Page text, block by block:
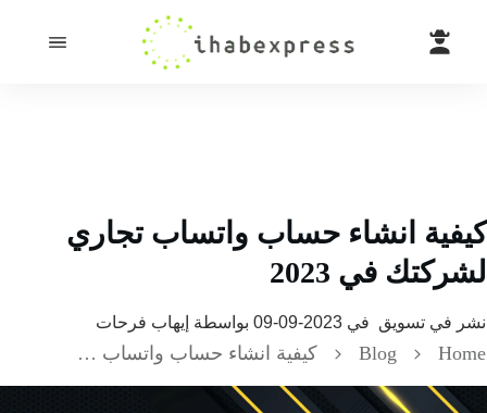
انشاء حساب واتساب تجاري
في 2023
في تسويقفي 2023-09-09 بواسطةإيهاب فرحات
Blog كيفية انشاء حساب واتساب تجاري لشركتك في 2023